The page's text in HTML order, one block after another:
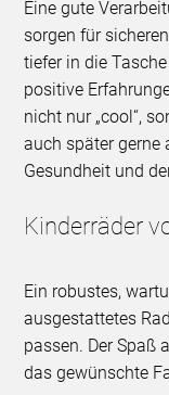
Eine gute
sorgen für
tiefer in die
positive
nicht nur „cool“,
auch später gerne
Gesundheit und
Kinderräder
Ein robustes,
ausgestattetes
passen. Der Spaß
das gewünschte